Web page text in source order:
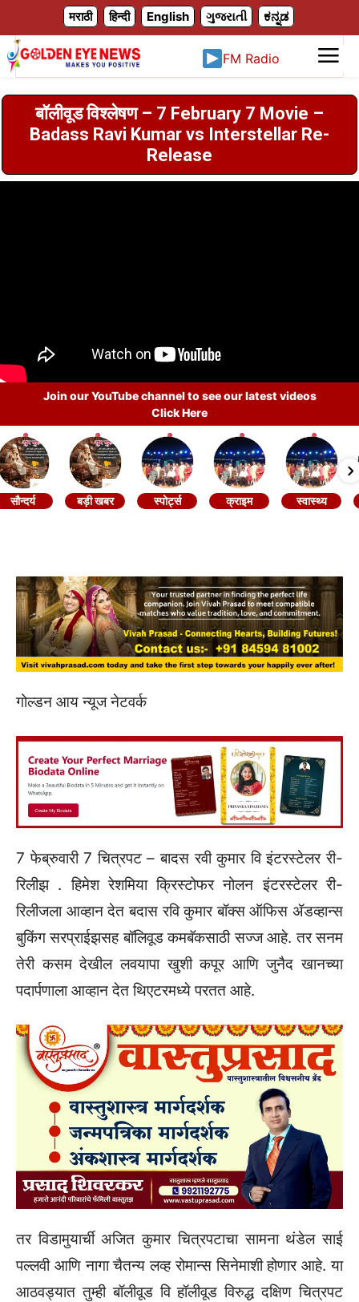
मराठी हिन्दी English ગુજરાતી ಕನ್ನಡ
FM Radio
बॉलीवूड विश्लेषण – 7 February 7 Movie –
Badass Ravi Kumar vs Interstellar Re-
Release
Join our YouTube channel to see our latest videos
Click Here
सौन्दर्य बड़ी खबर स्पोर्ट्स क्राइम स्वास्थ्य
गोल्डन आय न्यूज नेटवर्क
7 फेब्रुवारी 7 चित्रपट – बादस रवी कुमार वि इंटरस्टेलर री-
रिलीझ . हिमेश रेशमिया क्रिस्टोफर नोलन इंटरस्टेलर री-
रिलीजला आव्हान देत बदास रवि कुमार बॉक्स ऑफिस ॲडव्हान्स
बुकिंग सरप्राईझसह बॉलिवूड कमबॅकसाठी सज्ज आहे. तर सनम
तेरी कसम देखील लवयापा खुशी कपूर आणि जुनैद खानच्या
पदार्पणाला आव्हान देत थिएटरमध्ये परतत आहे.
तर विडामुयार्ची अजित कुमार चित्रपटाचा सामना थंडेल साई
पल्लवी आणि नागा चैतन्य लव्ह रोमान्स सिनेमाशी होणार आहे. या
आठवड्यात तुम्ही बॉलीवूड वि हॉलीवूड विरुद्ध दक्षिण चित्रपट